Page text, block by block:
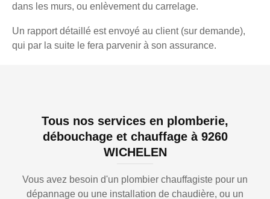
dans les murs, ou enlèvement du carrelage.
Un rapport détaillé est envoyé au client (sur demande),
qui par la suite le fera parvenir à son assurance.
Tous nos services en plomberie,
débouchage et chauffage à 9260
WICHELEN
Vous avez besoin d'un plombier chauffagiste pour un
dépannage ou une installation de chaudière, ou un